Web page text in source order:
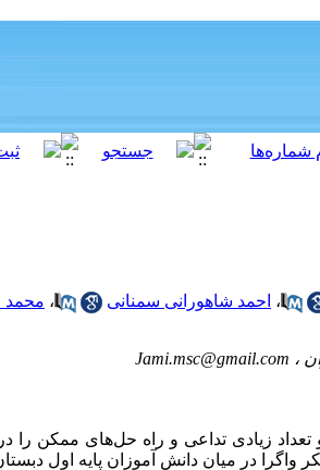
، احمد شاهورانی سمنانی ، محمد
، Jami.msc@gmail.com
زیادی تداعی‌‌ و راه حل‌های ممکن را در
واگرا در میان دانش آموزان پایه اول